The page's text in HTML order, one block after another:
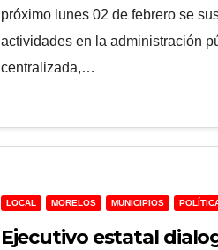
durante suspensión
próximo lunes 02 de febrero se
actividades en la administración
centralizada,…
LOCAL MORELOS MUNICIPIOS
Ejecutivo estatal